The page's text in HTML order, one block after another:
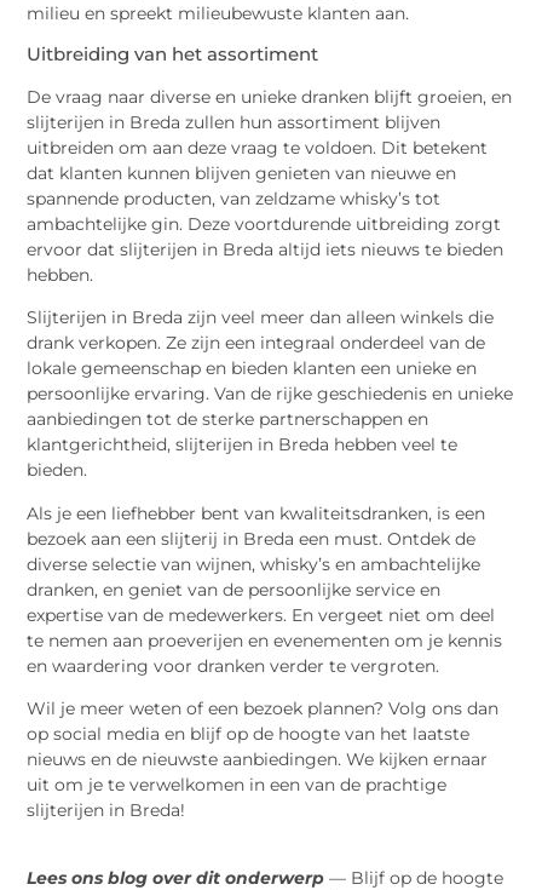
milieu en spreekt milieubewuste klanten aan.
Uitbreiding van het assortiment
De vraag naar diverse en unieke dranken blijft groeien, en
slijterijen in Breda zullen hun assortiment blijven
uitbreiden om aan deze vraag te voldoen. Dit betekent
dat klanten kunnen blijven genieten van nieuwe en
spannende producten, van zeldzame whisky’s tot
ambachtelijke gin. Deze voortdurende uitbreiding zorgt
ervoor dat slijterijen in Breda altijd iets nieuws te bieden
hebben.
Slijterijen in Breda zijn veel meer dan alleen winkels die
drank verkopen. Ze zijn een integraal onderdeel van de
lokale gemeenschap en bieden klanten een unieke en
persoonlijke ervaring. Van de rijke geschiedenis en unieke
aanbiedingen tot de sterke partnerschappen en
klantgerichtheid, slijterijen in Breda hebben veel te
bieden.
Als je een liefhebber bent van kwaliteitsdranken, is een
bezoek aan een slijterij in Breda een must. Ontdek de
diverse selectie van wijnen, whisky’s en ambachtelijke
dranken, en geniet van de persoonlijke service en
expertise van de medewerkers. En vergeet niet om deel
te nemen aan proeverijen en evenementen om je kennis
en waardering voor dranken verder te vergroten.
Wil je meer weten of een bezoek plannen? Volg ons dan
op social media en blijf op de hoogte van het laatste
nieuws en de nieuwste aanbiedingen. We kijken ernaar
uit om je te verwelkomen in een van de prachtige
slijterijen in Breda!
Lees ons blog over dit onderwerp— Blijf op de hoogte